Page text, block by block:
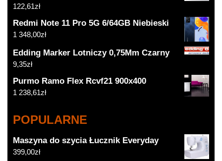
122,61zł
Redmi Note 11 Pro 5G 6/64GB Niebieski
1 348,00zł
Edding Marker Lotniczy 0,75Mm Czarny
9,35zł
Purmo Ramo Flex Rcvf21 900x400
1 238,61zł
POPULARNE
Maszyna do szycia Łucznik Everyday
399,00zł